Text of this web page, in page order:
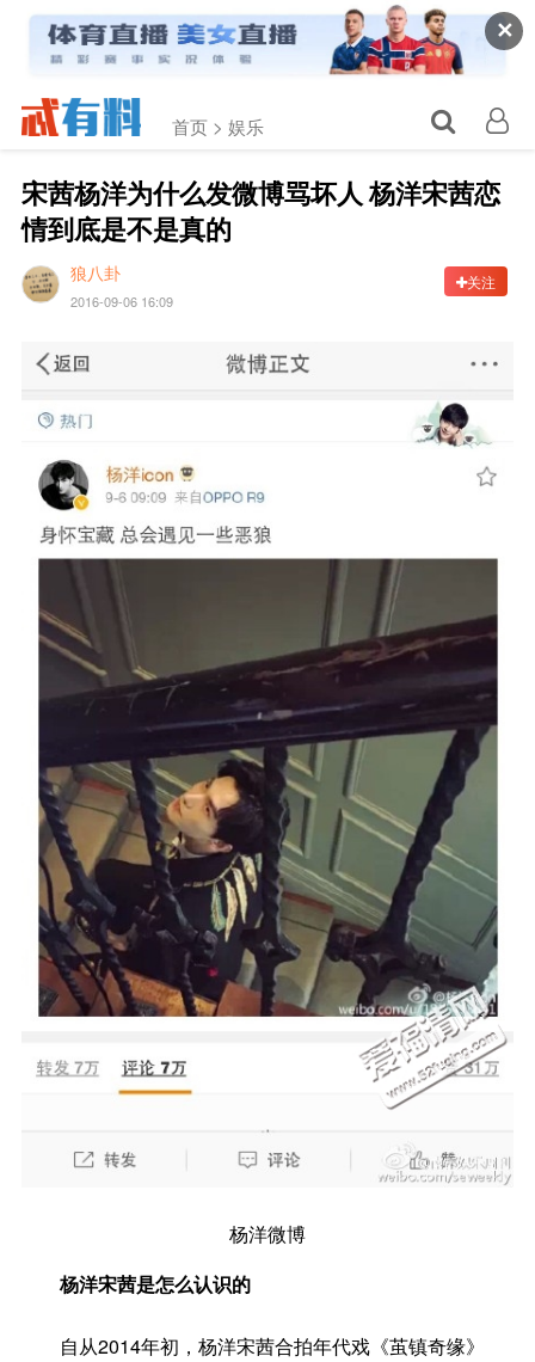
✕
首页 > 娱乐
宋茜杨洋为什么发微博骂坏人 杨洋宋茜恋
情到底是不是真的
狼八卦
2016-09-06 16:09
关注
杨洋微博
杨洋宋茜是怎么认识的
自从2014年初，杨洋宋茜合拍年代戏《茧镇奇缘》